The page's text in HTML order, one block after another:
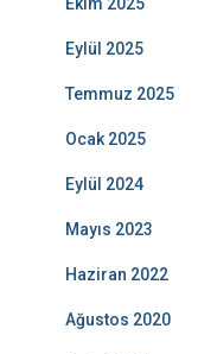
Eylül 2025
Temmuz 2025
Ocak 2025
Eylül 2024
Mayıs 2023
Haziran 2022
Ağustos 2020